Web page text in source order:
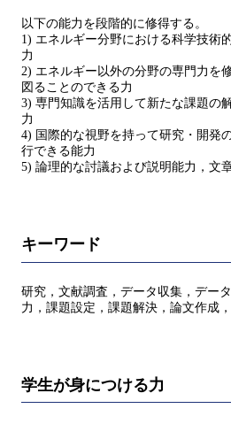
以下の能力を段階的に修得する。
1) エネルギー分野における科学技術
力
2) エネルギー以外の分野の専門力を
図ることのできる力
3) 専門知識を活用して新たな課題の
力
4) 国際的な視野を持って研究・開発
行できる能力
5) 論理的な討議および説明能力，文
キーワード
研究，文献調査，データ収集，デー
力，課題設定，課題解決，論文作成
学生が身につける力